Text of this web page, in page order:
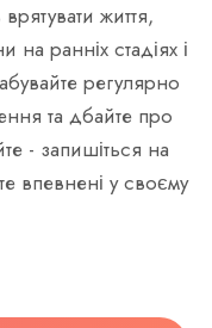
життя,
ранніх стадіях і
регулярно
та дбайте про
- запишіться на
впевнені у своєму